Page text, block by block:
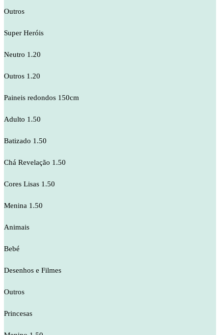
Outros
Super Heróis
Neutro 1.20
Outros 1.20
Paineis redondos 150cm
Adulto 1.50
Batizado 1.50
Chá Revelação 1.50
Cores Lisas 1.50
Menina 1.50
Animais
Bebé
Desenhos e Filmes
Outros
Princesas